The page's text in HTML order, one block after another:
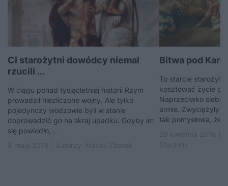
Ci starożytni dowódcy niemal
rzucili ...
W ciągu ponad tysiącletniej historii Rzym
prowadził niezliczone wojny. Ale tylko
pojedynczy wodzowie byli w stanie
doprowadzić go na skraj upadku. Gdyby im
się powiodło,...
Bitwa pod
To starcie
kosztować życie
Naprzeciwko siebie
armie. Zwyciężyły
tak pomysłowa, że